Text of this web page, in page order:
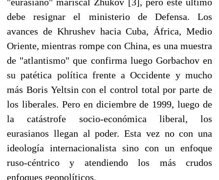
debe resignar el ministerio de Defensa. Los
avances de Khrushev hacia Cuba, África, Medio
Oriente, mientras rompe con China, es una muestra
de "atlantismo" que confirma luego Gorbachov en
su patética política frente a Occidente y mucho
más Boris Yeltsin con el control total por parte de
los liberales. Pero en diciembre de 1999, luego de
la catástrofe socio-económica liberal, los
eurasianos llegan al poder. Esta vez no con una
ideología internacionalista sino con un enfoque
ruso-céntrico y atendiendo los más crudos
enfoques geopolíticos.